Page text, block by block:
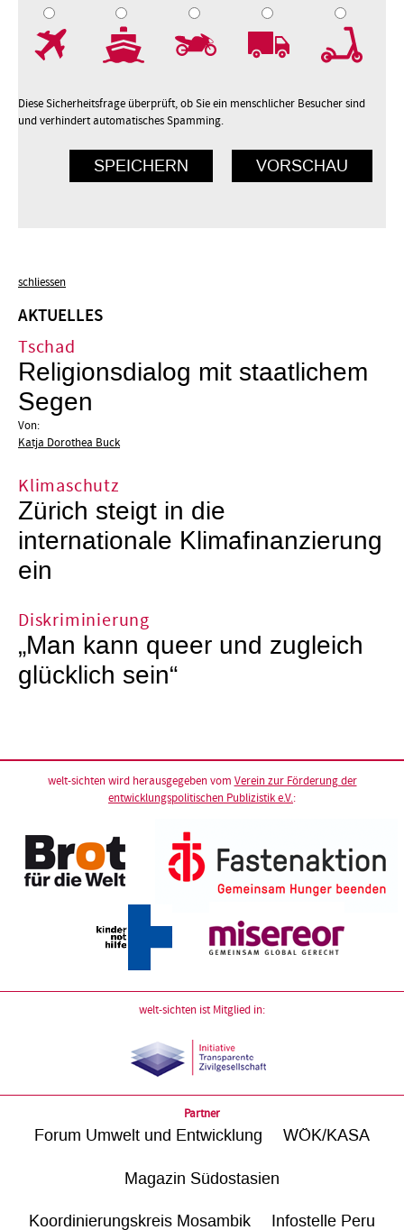
Diese Sicherheitsfrage überprüft, ob Sie ein menschlicher Besucher sind
und verhindert automatisches Spamming.
schliessen
AKTUELLES
Tschad
Religionsdialog mit staatlichem
Segen
Von:
Katja Dorothea Buck
Klimaschutz
Zürich steigt in die
internationale Klimafinanzierung
ein
Diskriminierung
„Man kann queer und zugleich
glücklich sein“
welt-sichten wird herausgegeben vom Verein zur Förderung der
entwicklungspolitischen Publizistik e.V.:
welt-sichten ist Mitglied in:
Partner
Forum Umwelt und Entwicklung WÖK/KASA
Magazin Südostasien
Koordinierungskreis Mosambik Infostelle Peru